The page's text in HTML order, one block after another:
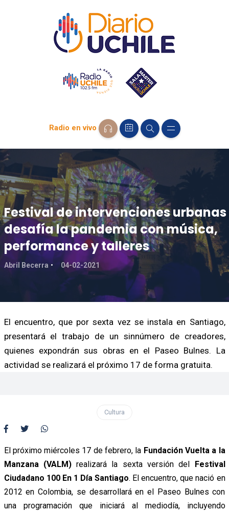
Radio en vivo
Festival de intervenciones urbanas
desafía la pandemia con música,
performance y talleres
Abril Becerra 04-02-2021
El encuentro, que por sexta vez se instala en Santiago,
presentará el trabajo de un sinnúmero de creadores,
quienes expondrán sus obras en el Paseo Bulnes. La
actividad se realizará el próximo 17 de forma gratuita.
Cultura
El próximo miércoles 17 de febrero, la Fundación Vuelta a la
Manzana (VALM)realizará la sexta versión del Festival
Ciudadano 100 En 1 Día Santiago. El encuentro, que nació en
2012 en Colombia, se desarrollará en el Paseo Bulnes con
una programación que iniciará al mediodía, incluyendo